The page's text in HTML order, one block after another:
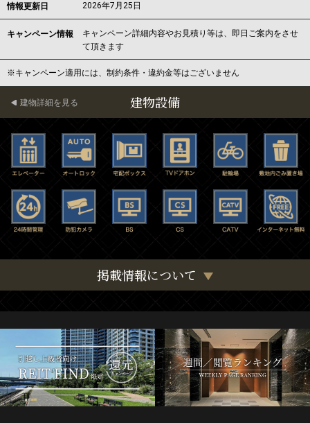
情報更新日 2026年7月25日
キャンペーン情報
キャンペーン詳細内容やお見積り等は、即日ご案内をさせ
て頂きます
※キャンペーン適用には、制約条件・違約金等はございません
建物設備
建物詳細を見る
掲載情報について